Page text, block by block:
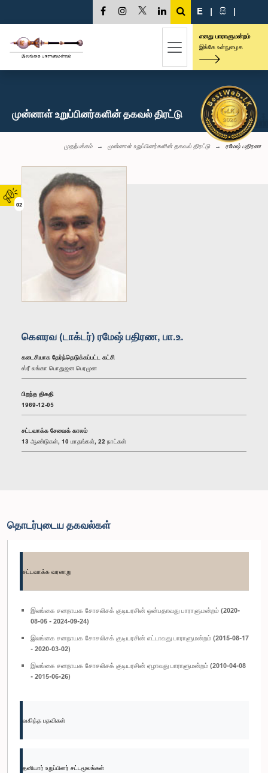
02
E | සි |
எனது பாராளுமன்றம்
இங்கே உள்நுழைக
முன்னாள் உறுப்பினர்களின் தகவல் திரட்டு
முதற்பக்கம் முன்னாள் உறுப்பினர்களின் தகவல் திரட்டு ரமேஷ் பதிரண
கௌரவ (டாக்டர்) ரமேஷ் பதிரண, பா.உ.
கடைசியாக தேர்ந்தெடுக்கப்பட்ட கட்சி
ஸ்ரீ லங்கா பொதுஜன பெரமுன
பிறந்த திகதி
1969-12-05
சட்டவாக்க சேவைக் காலம்
13 ஆண்டுகள், 10 மாதங்கள், 22 நாட்கள்
தொடர்புடைய தகவல்கள்
சட்டவாக்க வரலாறு
இலங்கை சனநாயக சோசலிசக் குடியரசின் ஒன்பதாவது பாராளுமன்றம் (2020-
08-05 - 2024-09-24)
இலங்கை சனநாயக சோசலிசக் குடியரசின் எட்டாவது பாராளுமன்றம் (2015-08-17
- 2020-03-02)
இலங்கை சனநாயக சோசலிசக் குடியரசின் ஏழாவது பாராளுமன்றம் (2010-04-08
- 2015-06-26)
வகித்த பதவிகள்
தனியார் உறுப்பினர் சட்டமூலங்கள்